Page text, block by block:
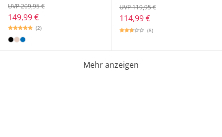
149,99 €
UVP 209,95 €
(2)
114,99 €
UVP 119,95 €
(8)
Mehr anzeigen